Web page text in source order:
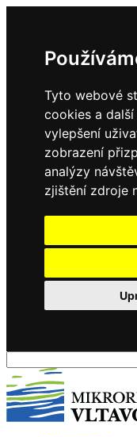
Tyto webové
cookies a
vylepšení
zobrazení
analýzy
zjištění zdroje